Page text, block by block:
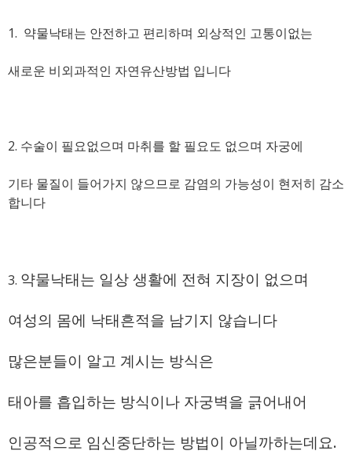
1. 약물낙태는 안전하고 편리하며 외상적인 고통이없는
새로운 비외과적인 자연유산방법 입니다
2. 수술이 필요없으며 마취를 할 필요도 없으며 자궁에
기타 물질이 들어가지 않으므로 감염의 가능성이 현저히 감소
합니다
3. 약물낙태는 일상 생활에 전혀 지장이 없으며
여성의 몸에 낙태흔적을 남기지 않습니다
많은분들이 알고 계시는 방식은
태아를 흡입하는 방식이나 자궁벽을 긁어내어
인공적으로 임신중단하는 방법이 아닐까하는데요.